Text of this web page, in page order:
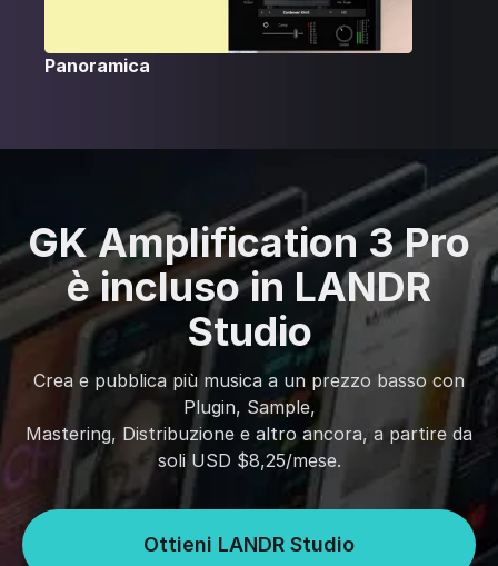
Panoramica
GK Amplification 3 Pro
è incluso in LANDR
Studio
Crea e pubblica più musica a un prezzo basso con
Plugin, Sample,
Mastering, Distribuzione e altro ancora, a partire da
soli USD $8,25/mese.
Ottieni LANDR Studio